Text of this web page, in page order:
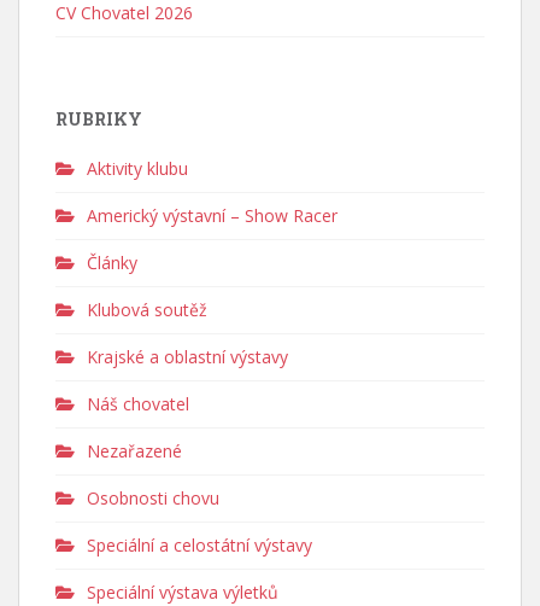
CV Chovatel 2026
RUBRIKY
Aktivity klubu
Americký výstavní – Show Racer
Články
Klubová soutěž
Krajské a oblastní výstavy
Náš chovatel
Nezařazené
Osobnosti chovu
Speciální a celostátní výstavy
Speciální výstava výletků